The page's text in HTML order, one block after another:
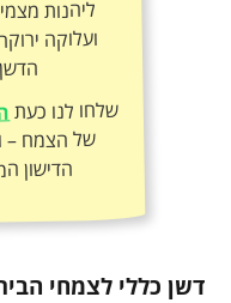
שלחו לנו כעת
הדישון
דשן כללי לצמחי